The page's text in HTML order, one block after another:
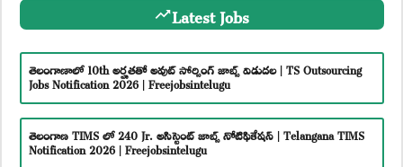
Latest Jobs
తెలంగాణాలో 10th అర్హతతో అవుట్ సోర్సింగ్ జాబ్స్ విడుదల | TS Outsourcing
Jobs Notification 2026 | Freejobsintelugu
తెలంగాణ TIMS లో 240 Jr. అసిస్టెంట్ జాబ్స్ నోటిఫికేషన్ | Telangana TIMS
Notification 2026 | Freejobsintelugu